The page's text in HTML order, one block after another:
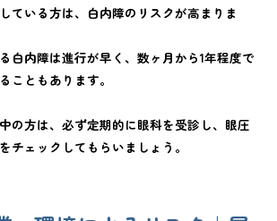
ている方は、白内障のリスクが高まりま
白内障は進行が早く、数ヶ月から1年程度で
こともあります。
の方は、必ず定期的に眼科を受診し、眼圧
チェックしてもらいましょう。